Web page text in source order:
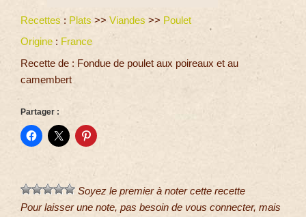
Recettes : Plats >> Viandes >> Poulet
Origine : France
Recette de : Fondue de poulet aux poireaux et au
camembert
Partager :
Soyez le premier à noter cette recette
Pour laisser une note, pas besoin de vous connecter, mais